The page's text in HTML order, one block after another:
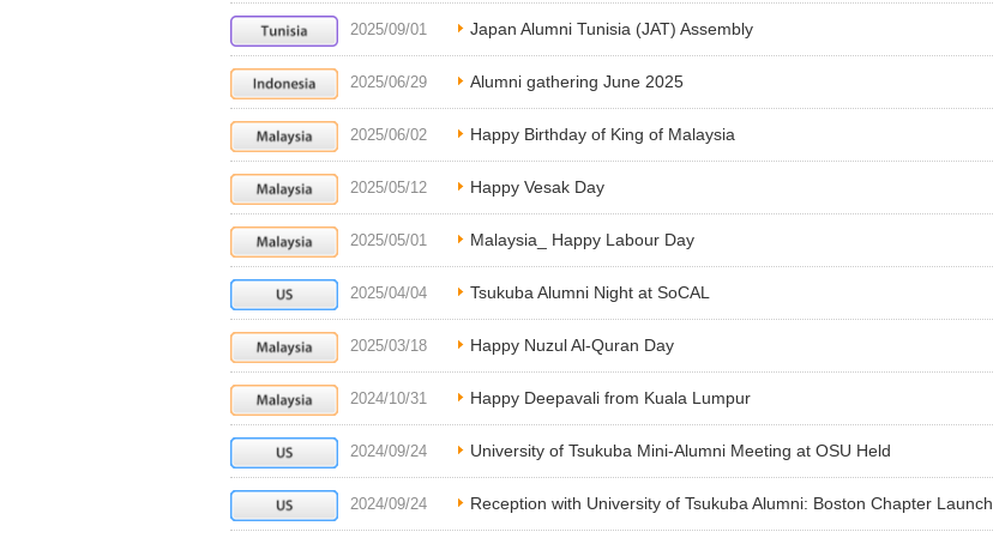
2025/09/01 Japan Alumni Tunisia (JAT) Assembly
2025/06/29 Alumni gathering June 2025
2025/06/02 Happy Birthday of King of Malaysia
2025/05/12 Happy Vesak Day
2025/05/01 Malaysia_ Happy Labour Day
2025/04/04 Tsukuba Alumni Night at SoCAL
2025/03/18 Happy Nuzul Al-Quran Day
2024/10/31 Happy Deepavali from Kuala Lumpur
2024/09/24 University of Tsukuba Mini-Alumni Meeting at OSU Held
2024/09/24 Reception with University of Tsukuba Alumni: Boston Chapter Launch